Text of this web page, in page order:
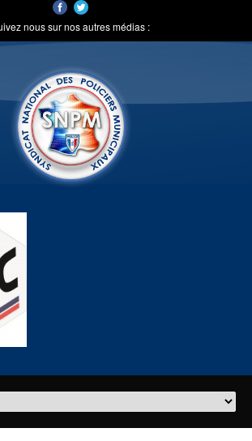
nous sur nos autres médias :